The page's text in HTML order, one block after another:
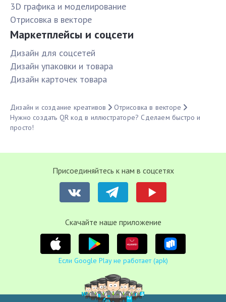
3D графика и моделирование
Отрисовка в векторе
Маркетплейсы и соцсети
Дизайн для соцсетей
Дизайн упаковки и товара
Дизайн карточек товара
Дизайн и создание креативов
Отрисовка в векторе
Нужно создать QR код в иллюстраторе? Сделаем быстро и
просто!
Присоединяйтесь к нам в соцсетях
Cкачайте наше приложение
Если Google Play не работает (apk)